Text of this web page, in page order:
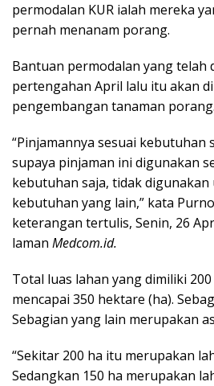
permodalan KUR ialah mereka
pernah menanam porang.
Bantuan permodalan yang telah
pertengahan April lalu itu akan
pengembangan tanaman porang.
“Pinjamannya sesuai kebutuhan
supaya pinjaman ini digunakan
kebutuhan saja, tidak
kebutuhan yang lain,” kata
keterangan tertulis, Senin, 26
laman Medcom.id.
Total luas lahan yang dimiliki
mencapai 350 hektare (ha).
Sebagian yang lain merupakan
“Sekitar 200 ha itu merupakan
Sedangkan 150 ha merupakan